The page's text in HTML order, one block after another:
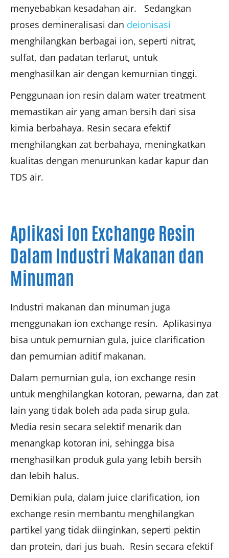
menyebabkan kesadahan air. Sedangkan
proses demineralisasi dan deionisasi
menghilangkan berbagai ion, seperti nitrat,
sulfat, dan padatan terlarut, untuk
menghasilkan air dengan kemurnian tinggi.
Penggunaan ion resin dalam water treatment
memastikan air yang aman bersih dari sisa
kimia berbahaya. Resin secara efektif
menghilangkan zat berbahaya, meningkatkan
kualitas dengan menurunkan kadar kapur dan
TDS air.
Aplikasi Ion Exchange Resin
Dalam Industri Makanan dan
Minuman
Industri makanan dan minuman juga
menggunakan ion exchange resin. Aplikasinya
bisa untuk pemurnian gula, juice clarification
dan pemurnian aditif makanan.
Dalam pemurnian gula, ion exchange resin
untuk menghilangkan kotoran, pewarna, dan zat
lain yang tidak boleh ada pada sirup gula.
Media resin secara selektif menarik dan
menangkap kotoran ini, sehingga bisa
menghasilkan produk gula yang lebih bersih
dan lebih halus.
Demikian pula, dalam juice clarification, ion
exchange resin membantu menghilangkan
partikel yang tidak diinginkan, seperti pektin
dan protein, dari jus buah. Resin secara efektif